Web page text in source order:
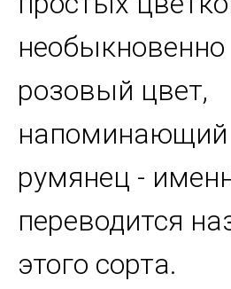
розовый цвет,
напоминающий
румянец -
переводится
этого сорта.